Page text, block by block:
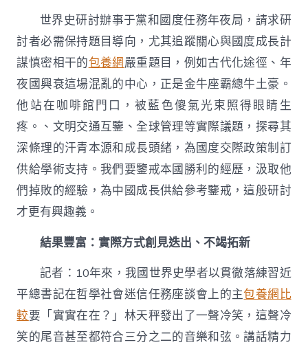
世界史研討辦事于黨和國度任務年夜局，請求研
討者必需保持題目導向，尤其追蹤關心與國度成長計
謀慎密相干的包養網嚴重題目，例如古代化途徑、年
夜國興衰這場混亂的中心，正是金牛座霸總牛土豪。
他站在咖啡館門口，被藍色傻氣光束照得眼睛生
疼。、文明交通互鑒、全球管理等實際議題，探尋其
深條理的汗青本源和成長頭緒，為國度交際政策制訂
供給學術支持。我們要鑒戒本國勝利的經歷，汲取他
們掉敗的經驗，為中國成長供給參考鑒戒，這般研討
才更有興趣義。
結果豐富：實際方式創見迭出、不竭拓新
記者：10年來，我國世界史學者以貫徹落練習近
平總書記在哲學社會迷信任務座談會上的主包養網比
較要「實實在在？」林天秤發出了一聲冷笑，這聲冷
笑的尾音甚至都符合三分之二的音樂和弦。講話精力